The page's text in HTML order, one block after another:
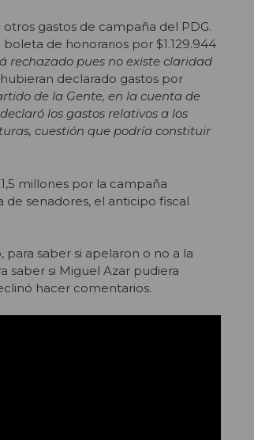
gastos de campaña del PDG.
de honorarios por $1.129.944
rechazado pues no existe claridad
declarado gastos por
de la Gente, en la cuenta de
los gastos relativos a los
cuestión que podría constituir
millones por la campaña
de senadores, el anticipo fiscal
saber si apelaron o no a la
saber si Miguel Azar pudiera
hacer comentarios.